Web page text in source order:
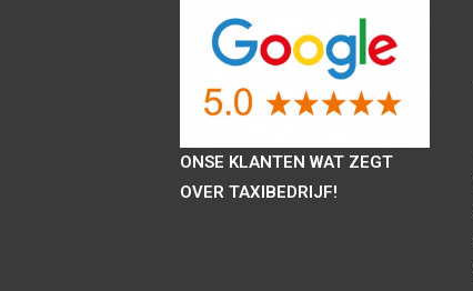
ONSE KLANTEN WAT ZEGT
OVER TAXIBEDRIJF!